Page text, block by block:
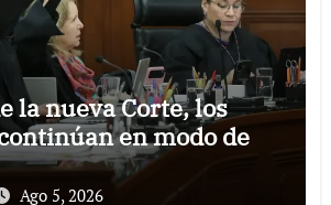
la nueva Corte, los
en modo de
Ago 5, 2026